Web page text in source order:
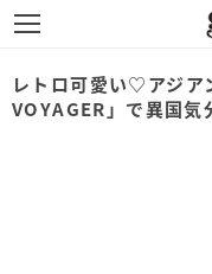
レトロ可愛い♡アジア
VOYAGER」で異国気